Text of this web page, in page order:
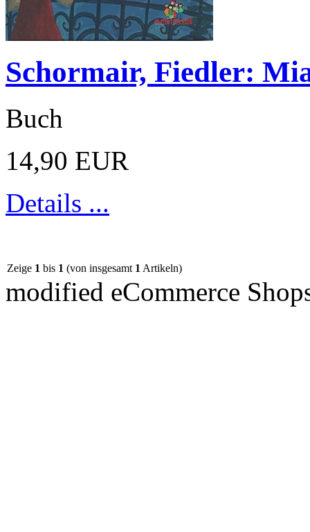
Schormair, Fiedler:
Buch
14,90 EUR
Details ...
Zeige 1 bis 1 (von insgesamt 1 Artikeln)
modified eCommerce